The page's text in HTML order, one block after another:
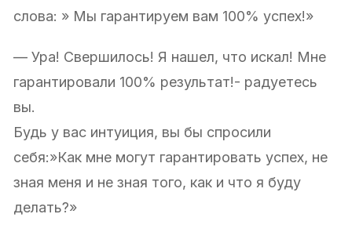
слова: » Мы гарантируем вам 100% успех!»
— Ура! Свершилось! Я нашел, что искал! Мне
гарантировали 100% результат!- радуетесь
вы.
Будь у вас интуиция, вы бы спросили
себя:»Как мне могут гарантировать успех, не
зная меня и не зная того, как и что я буду
делать?»